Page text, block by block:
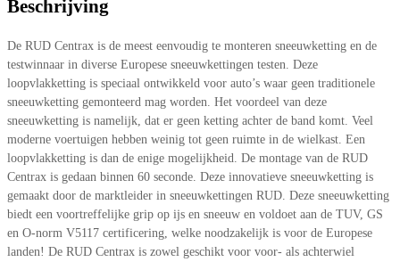
Beschrijving
De RUD Centrax is de meest eenvoudig te monteren sneeuwketting en de
testwinnaar in diverse Europese sneeuwkettingen testen. Deze
loopvlakketting is speciaal ontwikkeld voor auto’s waar geen traditionele
sneeuwketting gemonteerd mag worden. Het voordeel van deze
sneeuwketting is namelijk, dat er geen ketting achter de band komt. Veel
moderne voertuigen hebben weinig tot geen ruimte in de wielkast. Een
loopvlakketting is dan de enige mogelijkheid. De montage van de RUD
Centrax is gedaan binnen 60 seconde. Deze innovatieve sneeuwketting is
gemaakt door de marktleider in sneeuwkettingen RUD. Deze sneeuwketting
biedt een voortreffelijke grip op ijs en sneeuw en voldoet aan de TUV, GS
en O-norm V5117 certificering, welke noodzakelijk is voor de Europese
landen! De RUD Centrax is zowel geschikt voor voor- als achterwiel